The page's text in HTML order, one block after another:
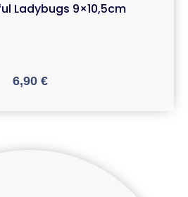
Ladybugs 9×10,5cm
6,90 €